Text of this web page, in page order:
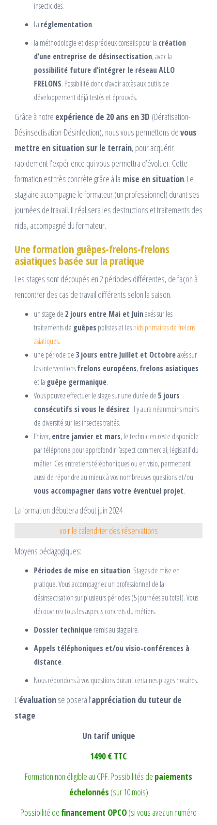
insecticides.
La réglementation.
la méthodologie et des précieux conseils pour la création
d’une entreprise de désinsectisation, avec la
possibilité future d’intégrer le réseau ALLO
FRELONS. Possibilité donc d’avoir accès aux outils de
développement déjà testés et éprouvés.
Grâce à notre expérience de 20 ans en 3D (Dératisation-
Désinsectisation-Désinfection), nous vous permettons devous
mettre en situation sur le terrain, pour acquérir
rapidement l’expérience qui vous permettra d’évoluer. Cette
formation est très concrète grâce à la mise en situation. Le
stagiaire accompagne le formateur (un professionnel) durant ses
journées de travail. Il réalisera les destructions et traitements des
nids, accompagné du formateur.
Une formation guêpes-frelons-frelons
asiatiques basée sur la pratique
Les stages sont découpés en 2 périodes différentes, de façon à
rencontrer des cas de travail différents selon la saison.
un stage de 2 jours entre Mai et Juinaxés sur les
traitements de guêpes polistes et lesnids primaires de frelons
asiatiques.
une période de 3 jours entre Juillet et Octobreaxés sur
les interventionsfrelons européens,frelons asiatiques
et la guêpe germanique.
Vous pouvez effectuer le stage sur une durée de5 jours
consécutifs si vous le désirez. Il y aura néanmoins moins
de diversité sur les insectes traités.
l’hiver,entre janvier et mars, le technicien reste disponible
par téléphone pour approfondir l’aspect commercial, législatif du
métier. Ces entretiens téléphoniques ou en visio, permettent
aussi de répondre au mieux à vos nombreuses questions et/ou
vous accompagner dans votre éventuel projet.
La formation débutera début juin 2024
voir le calendrier des réservations
Moyens pédagogiques:
Périodes de mise en situation: Stages de mise en
pratique. Vous accompagnez un professionnel de la
désinsectisation sur plusieurs périodes (5 journées au total). Vous
découvrirez tous les aspects concrets du métiers.
Dossier technique remis au stagiaire.
Appels téléphoniques et/ou visio-conférences à
distance.
Nous répondons à vos questions durant certaines plages horaires.
L’évaluationse posera l’appréciation du tuteur de
stage.
Un tarif unique
1490 € TTC
Formation non éligible au CPF. Possibilités de paiements
échelonnés (sur 10 mois)
Possibilité de financement OPCO(si vous avez un numéro